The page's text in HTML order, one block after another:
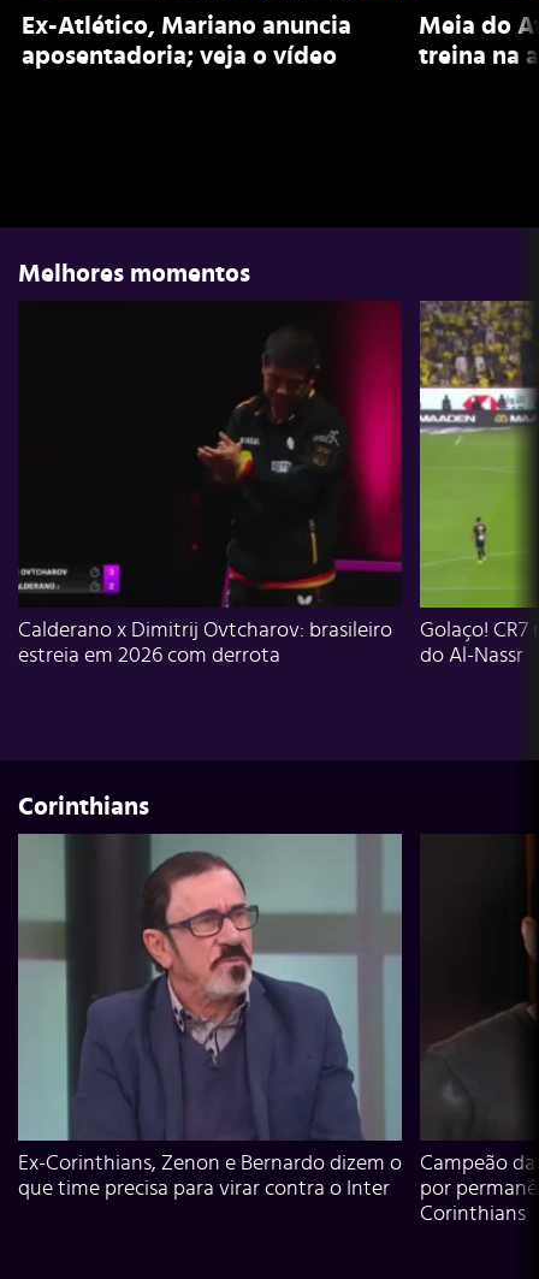
Ex-Atlético, Mariano anuncia
aposentadoria; veja o vídeo
Meia do
treina na
Melhores momentos
Calderano x Dimitrij Ovtcharov: brasileiro
estreia em 2026 com derrota
Golaço!
do Al-Nassr
Corinthians
Ex-Corinthians, Zenon e Bernardo dizem o
que time precisa para virar contra o Inter
Campeão
por
Corinthians